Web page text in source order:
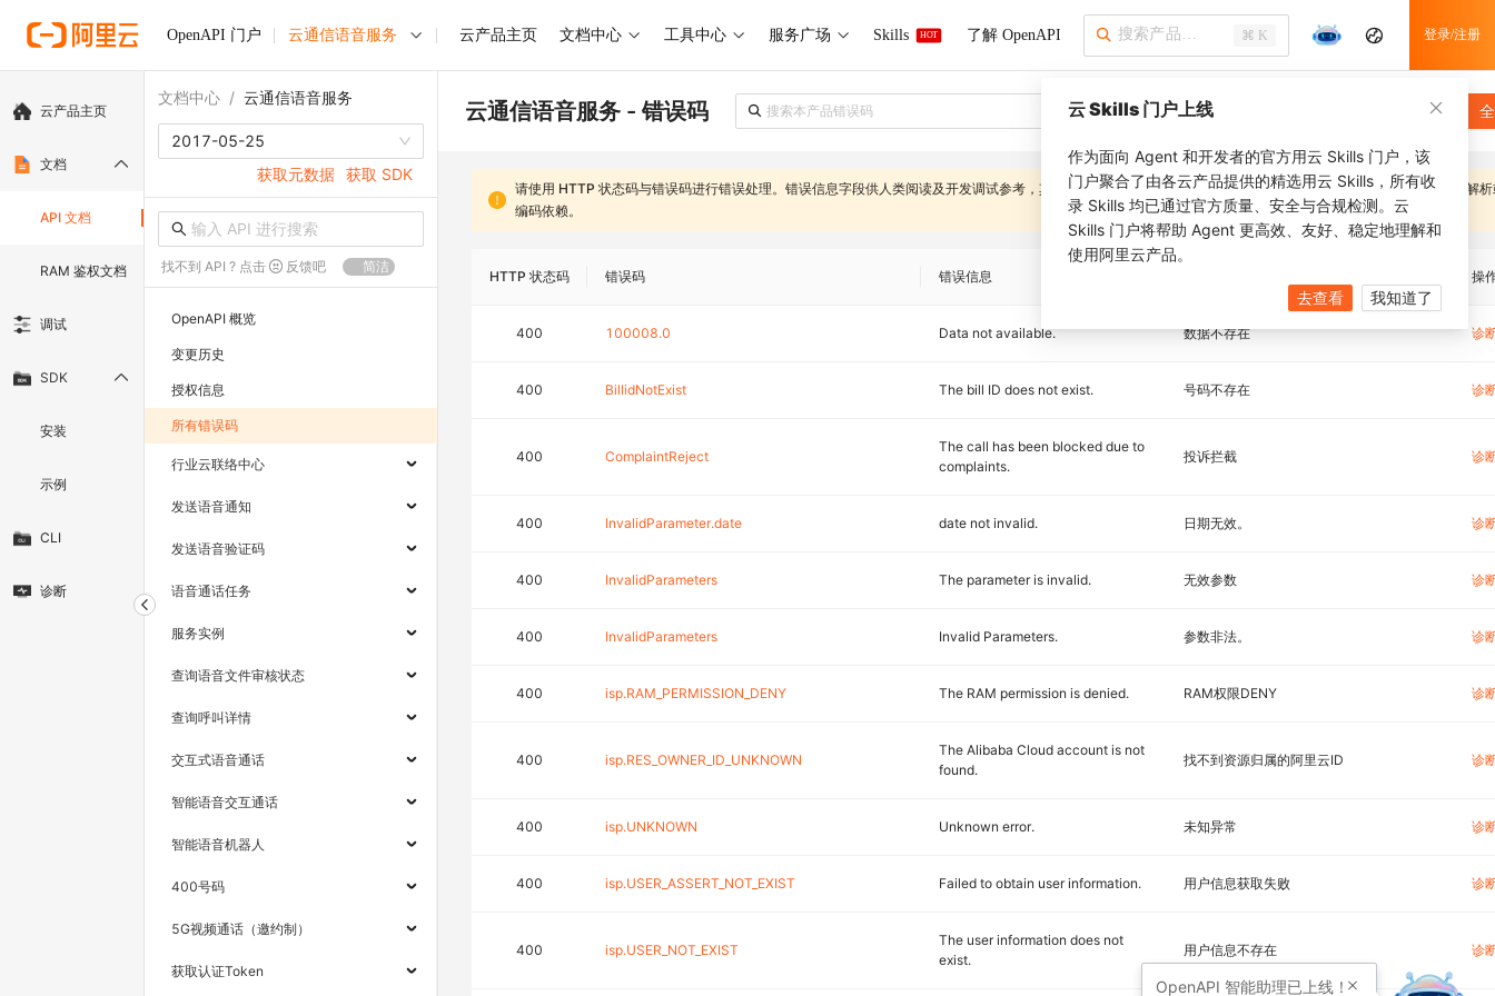
OpenAPI 门户 云通信语音服务 云产品主页 文档中心 工具中心 服务广场 Skills HOT 了解 OpenAPI ⌘ K 登录/注册
云产品主页
文档
API 文档
RAM 鉴权文档
调试
SDK
安装
示例
CLI
诊断
文档中心 / 云通信语音服务
2017-05-25
获取元数据 获取 SDK
找不到 API ? 点击 反馈吧 简洁
OpenAPI 概览
变更历史
授权信息
所有错误码
行业云联络中心
发送语音通知
发送语音验证码
语音通话任务
服务实例
查询语音文件审核状态
查询呼叫详情
交互式语音通话
智能语音交互通话
智能语音机器人
400号码
5G视频通话（邀约制）
获取认证Token
云通信语音服务 - 错误码
请使用 HTTP 状态码与错误码进行错误处理。 错误信息字段供人类阅读及开发调试参考，其内容可能随系统优化而变更，应避免在客户端对错误信息字段进行逻辑解
编码依赖。
HTTP 状态码 错误码 错误信息 操
400 100008.0 Data not available. 数据不存在 诊
400 BillidNotExist The bill ID does not exist. 号码不存在 诊
400 ComplaintReject
The call has been blocked due to
complaints.
投诉拦截 诊
400 InvalidParameter.date date not invalid. 日期无效。 诊
400 InvalidParameters The parameter is invalid. 无效参数 诊
400 InvalidParameters Invalid Parameters. 参数非法。 诊
400 isp.RAM_PERMISSION_DENY The RAM permission is denied. RAM权限DENY 诊
400 isp.RES_OWNER_ID_UNKNOWN
The Alibaba Cloud account is not
found.
找不到资源归属的阿里云ID 诊
400 isp.UNKNOWN Unknown error. 未知异常 诊
400 isp.USER_ASSERT_NOT_EXIST Failed to obtain user information. 用户信息获取失败 诊
400 isp.USER_NOT_EXIST
The user information does not
exist.
用户信息不存在 诊
云 Skills 门户上线
作为面向 Agent 和开发者的官方用云 Skills 门户，该
门户聚合了由各云产品提供的精选用云 Skills，所有收
录 Skills 均已通过官方质量、安全与合规检测。云
Skills 门户将帮助 Agent 更高效、友好、稳定地理解和
使用阿里云产品。
去查看 我知道了
OpenAPI 智能助理已上线！